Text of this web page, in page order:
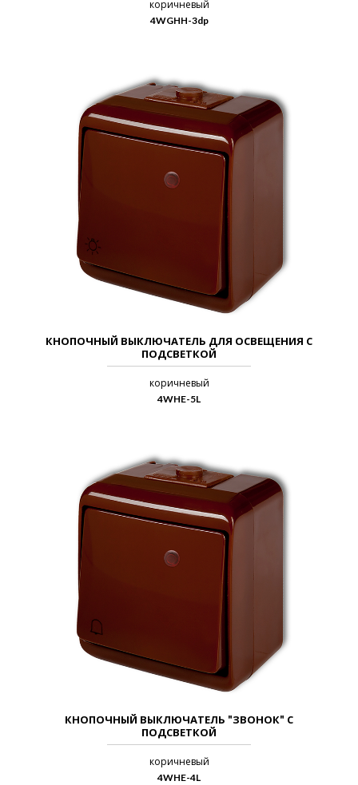
коричневый
4WGHH-3dp
КНОПОЧНЫЙ ВЫКЛЮЧАТЕЛЬ ДЛЯ ОСВЕЩЕНИЯ С
ПОДСВЕТКОЙ
коричневый
4WHE-5L
КНОПОЧНЫЙ ВЫКЛЮЧАТЕЛЬ "ЗВОНОК" С
ПОДСВЕТКОЙ
коричневый
4WHE-4L